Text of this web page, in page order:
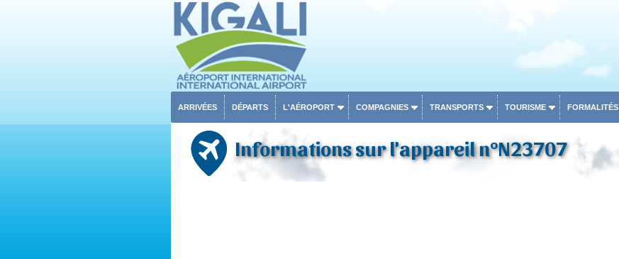
ARRIVÉES DÉPARTS L'AÉROPORT COMPAGNIES TRANSPORTS TOURISME FORMALITÉS
Informations sur l'appareil n°N23707